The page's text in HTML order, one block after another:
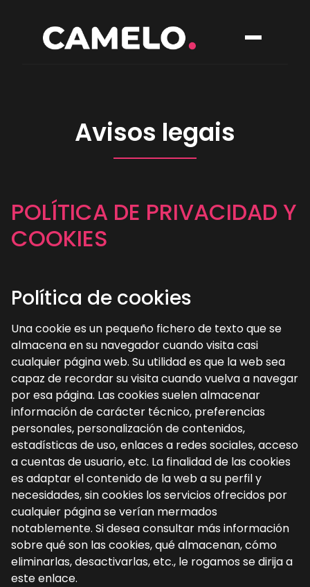
Avisos legais
POLÍTICA DE PRIVACIDAD Y
COOKIES
Política de cookies
Una cookie es un pequeño fichero de texto que se
almacena en su navegador cuando visita casi
cualquier página web. Su utilidad es que la web sea
capaz de recordar su visita cuando vuelva a navegar
por esa página. Las cookies suelen almacenar
información de carácter técnico, preferencias
personales, personalización de contenidos,
estadísticas de uso, enlaces a redes sociales, acceso
a cuentas de usuario, etc. La finalidad de las cookies
es adaptar el contenido de la web a su perfil y
necesidades, sin cookies los servicios ofrecidos por
cualquier página se verían mermados
notablemente. Si desea consultar más información
sobre qué son las cookies, qué almacenan, cómo
eliminarlas, desactivarlas, etc., le rogamos se dirija a
este enlace.